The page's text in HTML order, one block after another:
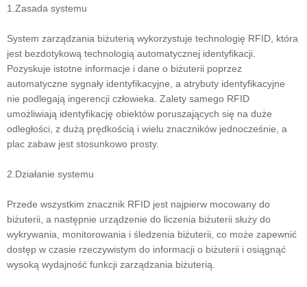
1.Zasada systemu
System zarządzania biżuterią wykorzystuje technologię RFID, która
jest bezdotykową technologią automatycznej identyfikacji.
Pozyskuje istotne informacje i dane o biżuterii poprzez
automatyczne sygnały identyfikacyjne, a atrybuty identyfikacyjne
nie podlegają ingerencji człowieka. Zalety samego RFID
umożliwiają identyfikację obiektów poruszających się na duże
odległości, z dużą prędkością i wielu znaczników jednocześnie, a
plac zabaw jest stosunkowo prosty.
2.Działanie systemu
Przede wszystkim znacznik RFID jest najpierw mocowany do
biżuterii, a następnie urządzenie do liczenia biżuterii służy do
wykrywania, monitorowania i śledzenia biżuterii, co może zapewnić
dostęp w czasie rzeczywistym do informacji o biżuterii i osiągnąć
wysoką wydajność funkcji zarządzania biżuterią.